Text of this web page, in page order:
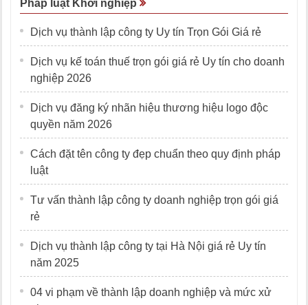
Pháp luật Khởi nghiệp
Dịch vụ thành lập công ty Uy tín Trọn Gói Giá rẻ
Dịch vụ kế toán thuế trọn gói giá rẻ Uy tín cho doanh
nghiệp 2026
Dịch vụ đăng ký nhãn hiệu thương hiệu logo độc
quyền năm 2026
Cách đặt tên công ty đẹp chuẩn theo quy định pháp
luật
Tư vấn thành lập công ty doanh nghiệp trọn gói giá
rẻ
Dịch vụ thành lập công ty tại Hà Nội giá rẻ Uy tín
năm 2025
04 vi phạm về thành lập doanh nghiệp và mức xử